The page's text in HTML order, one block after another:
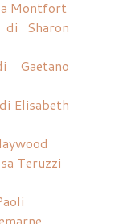
Montfort
di Sharon
Gaetano
Elisabeth
Teruzzi